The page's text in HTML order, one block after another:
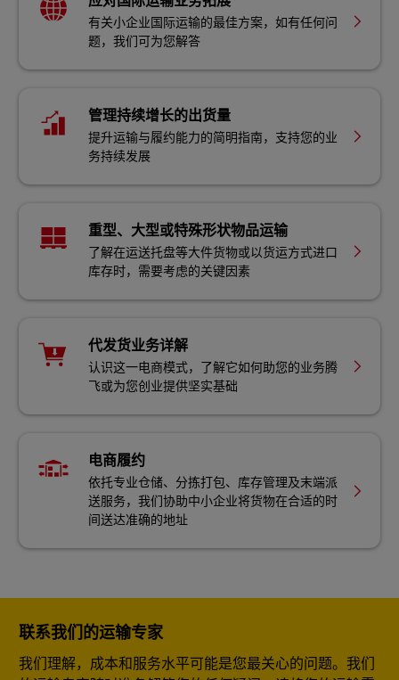
有关小企业国际运输的最佳方案，如有任何问
题，我们可为您解答
管理持续增长的出货量
提升运输与履约能力的简明指南，支持您的业
务持续发展
重型、大型或特殊形状物品运输
了解在运送托盘等大件货物或以货运方式进口
库存时，需要考虑的关键因素
代发货业务详解
认识这一电商模式，了解它如何助您的业务腾
飞或为您创业提供坚实基础
电商履约
依托专业仓储、分拣打包、库存管理及末端派
送服务，我们协助中小企业将货物在合适的时
间送达准确的地址
联系我们的运输专家
我们理解，成本和服务水平可能是您最关心的问题。我们